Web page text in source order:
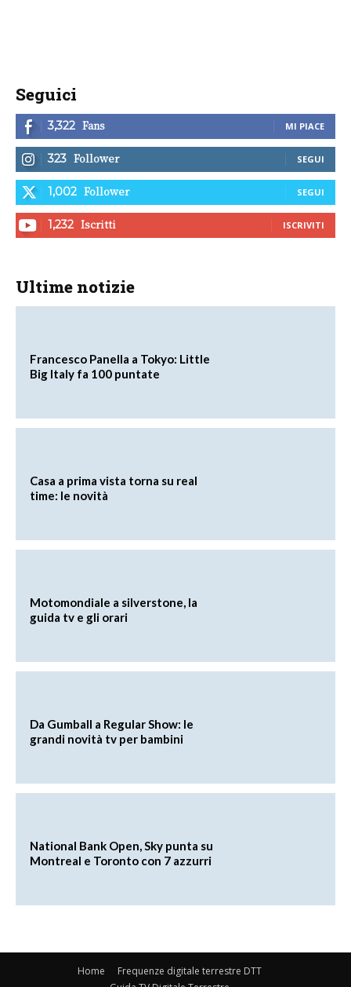
Seguici
3,322 Fans MI PIACE
323 Follower SEGUI
1,002 Follower SEGUI
1,232 Iscritti ISCRIVITI
Ultime notizie
Francesco Panella a Tokyo: Little
Big Italy fa 100 puntate
Casa a prima vista torna su real
time: le novità
Motomondiale a silverstone, la
guida tv e gli orari
Da Gumball a Regular Show: le
grandi novità tv per bambini
National Bank Open, Sky punta su
Montreal e Toronto con 7 azzurri
Home
Frequenze digitale terrestre DTT